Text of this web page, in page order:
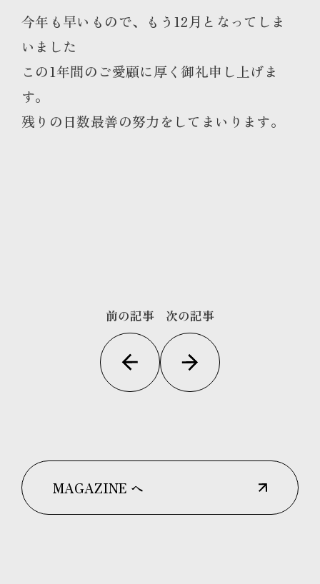
今年も早いもので、もう12月となってしま
いました
この1年間のご愛顧に厚く御礼申し上げま
す。
残りの日数最善の努力をしてまいります。
前の記事 次の記事
MAGAZINE へ